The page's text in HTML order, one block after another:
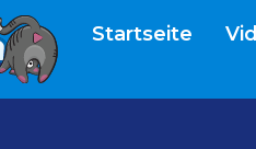
Startseite